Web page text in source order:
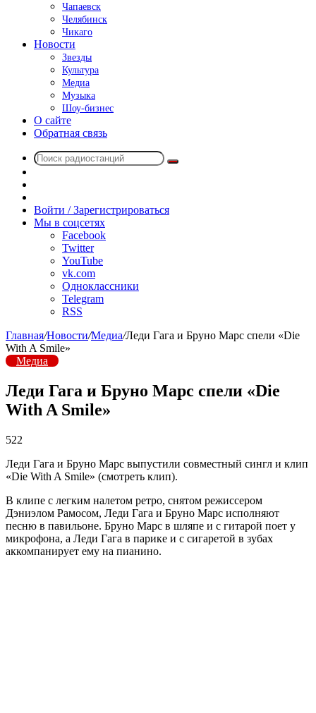
Чапаевск
Челябинск
Чикаго
Новости
Звезды
Культура
Медиа
Музыка
Шоу-бизнес
О сайте
Обратная связь
Поиск
радио
Войти / Зарегистрироваться
Мы в соцсетях
Facebook
Twitter
YouTube
vk.com
Одноклассники
Telegram
RSS
Главная/Новости/Медиа/Леди Гага и Бруно Марс спели «Die
With A Smile»
Медиа
Леди Гага и Бруно Марс спели «Die
With A Smile»
522
Леди Гага и Бруно Марс выпустили совместный сингл и клип
«Die With A Smile» (смотреть клип).
В клипе с легким налетом ретро, снятом режиссером
Дэниэлом Рамосом, Леди Гага и Бруно Марс исполняют
песню в павильоне. Бруно Марс в шляпе и с гитарой поет у
микрофона, а Леди Гага в парике и с сигаретой в зубах
аккомпанирует ему на пианино.